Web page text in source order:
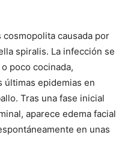
causada por
spiralis. La infección se
poco cocinada,
últimas epidemias en
Tras una fase inicial
aparece edema facial
en unas